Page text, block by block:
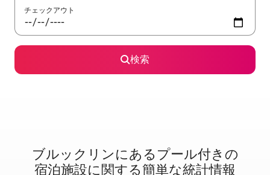
チェックアウト
検索
ブルックリンに⁠あ⁠るプ⁠ー⁠ル⁠付⁠き⁠の
宿⁠泊⁠施⁠設⁠に関⁠す⁠る簡⁠単⁠な統⁠計⁠情⁠報